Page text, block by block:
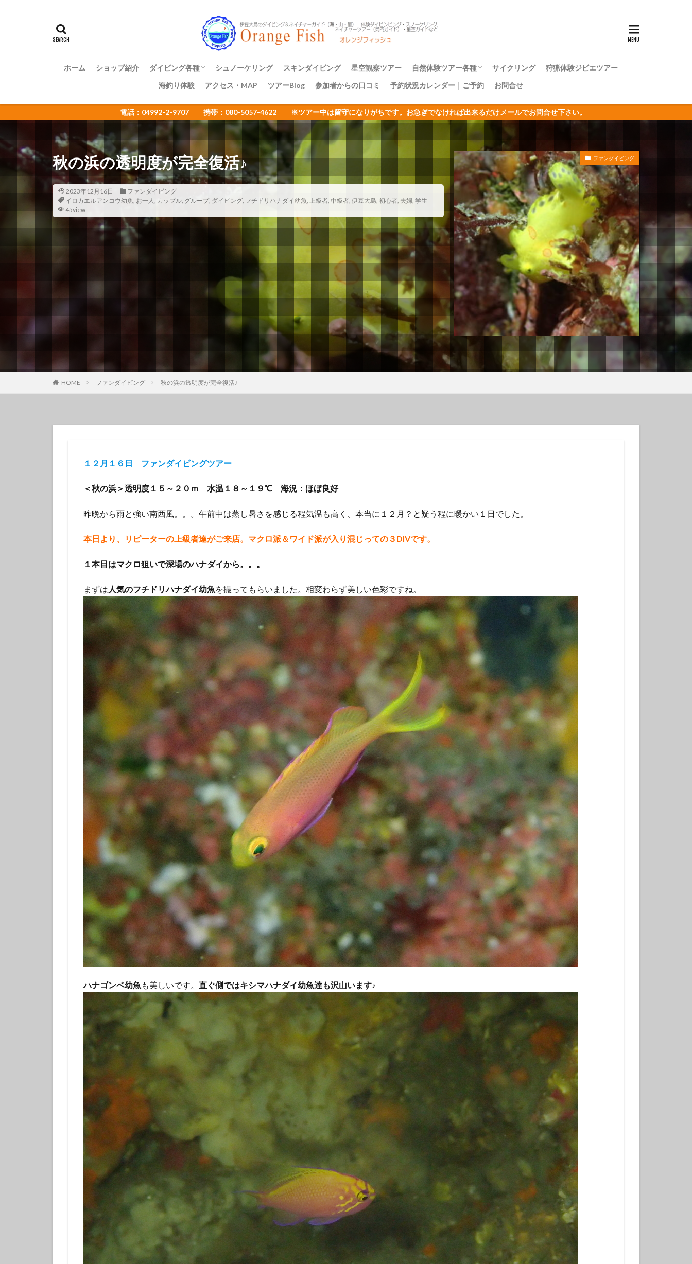
ホーム ショップ紹介 ダイビング各種
ファンダイビング
体験ダイビング
OWライセンス講習
ADアドバンス講習
NAUI各種ステップアップ講習
ショップ様向け大島ツアーのご案内
シュノーケリング スキンダイビング 星空観察ツアー 自然体験ツアー各種
三原山トレッキングツアー
裏砂漠トレッキングツアー
樹海と再生の森トレッキングツアー
１日一組限定オリジナルジオツアー
サイクリング
狩猟体験ジビエツアー
海釣り体験
アクセス・MAP ツアーBlog 参加者からの口コミ 予約状況カレンダー｜ご予約 お問合せ
電話：04992-2-9707 携帯：080-5057-4622 ※ツアー中は留守になりがちです。お急ぎでなければ出来るだけメールでお問合せ下さい。
秋の浜の透明度が完全復活♪
2023年12月16日
ファンダイビング
イロカエルアンコウ幼魚, お一人, カップル, グループ, ダイビング, フチドリハナダイ幼魚, 上級者, 中級者, 伊豆大島, 初心者, 夫婦, 学生
45view
ファンダイビング
HOME ファンダイビング 秋の浜の透明度が完全復活♪
１２月１６日 ファンダイビングツアー
＜秋の浜＞透明度１５～２０ｍ 水温１８～１９℃ 海況：ほぼ良好
昨晩から雨と強い南西風。。。午前中は蒸し暑さを感じる程気温も高く、本当に１２月？と疑う程に暖かい１日でした。
本日より、リピーターの上級者達がご来店。マクロ派＆ワイド派が入り混じっての３DIVです。
１本目はマクロ狙いで深場のハナダイから。。。
まずは 人気のフチドリハナダイ幼魚を撮ってもらいました。相変わらず美しい色彩ですね。
ハナゴンベ幼魚 も美しいです。 直ぐ側ではキシマハナダイ幼魚達も沢山います♪
イサキ イサキの群れ イシガキフグ イズカサゴ
イトヒキコハクハナダイ
イニシキベラ イバラカンザシ イバラダツ
イロカエルアンコウ
インターネットウミウシ
ウデフリツノザヤウミウシ ウミウシ
ウミウシいっぱい
ウミウシカクレエビ
ウミウシ三昧 ウミガメ ウミスズメ ウミテング
ウメボシイソギンチャク
オオセ
オオミウマ オオモンカエルアンコウ オオルリ オカヤドカリ
オジサン
オタアジュリア
おとめ座 おひとりさまでも オヤビッチャ オリオン座
オリジナルジオツアー
オレンジフィッシュ
ガイドツアー カエルアンコウ カエルの卵 カキハラ
ガクアジサイ
カゴカキダ
カゴカキダイ カジイチゴ カスザメ カスミオイランヨウジ
カタクチイワシ
カナメイロウミウウシ
カナメイロウミウシ カミソリウオ カメと泳ぐ
ガンガゼエビ
キカモヨウウミウシ
キザクラハゼ
キシマハナダイ キシマハナダイ幼魚 キセルガイ
キミオコゼ
キャラメルウミウシ
キョン キリンミノカサゴ キンチャクガニ クエ
クダゴンベ
クチナシツノザヤウミウシ
クビアカハゼ クマドリカエルアンコウ
クマドリカエルアンコウｙｇ
クマドリカエルアンコウ幼魚
クマノミ クラサキウミウシ クリスマス
クリヤイロウミウシ
クロヘリメジロザメ クロマグロ ケイカイ
ゲッコウスズメダイ
ゲッコウスズメダイ幼魚
コウイカ コウイカの仲間 コウリンハナダイ
コウワンテグリ
コガラシエビ
コクテンフグ コケリンドウ コニワハンミョウ
ゴマフビロードウミウシ
コンシボリガイ ご家族 サークル サイクリング
サガミリュウグウウミウシ
サクラミノウミウシ
サザナミフグ サフランイロウミウシ サメ サヨリの群れ
サルトリイバラ
ジオガイド
ジオツアー ジオパーク シカマガの滝 シテンヤッコ
ジビエ
シモフリカメサンウミウシ
シャーク シュノーケリングツアー シュノーケリング体験
シュノーケル
タテジマキンチャクダイ
ツノザヤウミウシ
ツノダシ ツバメウオ
トラウツボ
ドラマロケ地 ドリー トレッキング トレッキングツアー
ナイトダイビング
ニシキフウライウオ
ニシキヤッコｙｇ ニジギンポ ニジハタ ニセボロカサゴ
ニモ
ネコザメ
ハチマキダテハゼ
ハナゴイ幼魚 ハナゴンベ ハナゴンベ幼魚 ハナタツ
ハナヒゲウツボ幼魚
ハナビラウオ幼魚 ハリセンボン
パワースポット
ハワイトラギス
ハンマー ハンマーヘッド ハンマーヘッドシャーク
ヒオドシベラ
ヒオドシベラ幼魚
ピカチュウ ひとりでも ヒメニラミベニハゼ
ヒョウモンダコ
ヒレグロコショウダイ ヒレナガカサゴ ヒレナガネジリンボウ
ヒレナガネジリンボウ幼魚
ヒロウミウシ
ファンダイビング ファンダイビングツアー ファンダイビング受付中
ファンダイブ
フエフキダイ
フォトコンテスト開催中 フジイロウミウシ フジタウミウシ
フチドリハナダイ幼魚
フチベニイロウミウシ
フデリンドウ フリソデエビ ベニカエルアンコウ
ベニゴンベ
ベニシボリ
ベニハナダイ ホシエイ ホシエイの子供 ホタテツノハゼ
ボブサンウミウウシ
ボブサンウミウシ
ホホスジタルミ ホムラスベヨコエビ マイワシ マイワシの群れ
マグロ
マツカサウオ
マツカサウオｙｇ マツカサウオ幼魚 マツバガニ
マツバギンポ
マリンダイビングフェアー
マルスズメダイ ミカドウミウシ ミゾレウミウシ
ミナミギンポ
ミナミハコフグｙｇ
ミナミハコフグ幼魚 ミナミハナダイ ミヤケテグリ
メガネゴンベ幼魚
メガネスズメダイ幼魚
メジナの群れ モニターツアー ももクロ モヨウフグ
モリアオガエル
モンガラカワハギ
モンスズメダイ モンスズメダイ幼魚 ヤガラ ヤシャハゼ
ヤマブキウミウシ
ヤリイカ ユウゼン ユカタハタ ヨコエビ
ヨコシマエビ
ヨコシマニセモチノウオ
ヨコシマニセモチノウオ幼魚 ライセンス
ライセンス講習
ラベンダーウミウシ
リサーチダイビング リピーター
リフレッシュダイビング
リュウモンイロウミウシ
レンテンヤッコ ロケ番組 ワクワクいっぱい
ワクワク発見
ワタユキシボリガイ
一人旅 一期一会 一組限定 三原山 三原山トレッキング
三原神社
中学生以上
乳児 仲間 仲間同士 伊豆大島シュノーケリング
伊豆大島スキンダイビング
伊豆大島ダイビング
伊豆大島フォトコンテスト 伊豆大島体験ダイビング
伊豆諸島
伊豆諸島ダイビング
会社仲間 体験ダイビング受付中 兄弟 再生の一本道
冬でもダイビング
冬の星座
初チャレンジ 初めてのシュノーケル 初めてのダイビング 初夏の魚
初挑戦
卒業旅行 友人 友達 友達と 地層 地層大切断面
塩工場見学
女子旅
好奇心 姉妹 宇宙 家族と 家族旅行 富士山 小学生
小学生以上
島旅 島民 左巻きカタツムリ 幼児
撮影ガイド 旅行 早朝ハンマー 早朝ハンマーDIV
星空観察ツアー 星空観測 春の星座
木星
東京諸島
椿油
海岸線 満天の星
潜り納め
砂の浜 砂漠景色
神社巡り
自然体験 裏砂漠
観光
訪日外国人
貸切ツアー 赤ちゃん 野田浜
雨でも楽しめる
高齢でも
ダイビング
体験ダイビング
中級者 上級者 自然体験ツアー
カップル
グループ お一人
検索